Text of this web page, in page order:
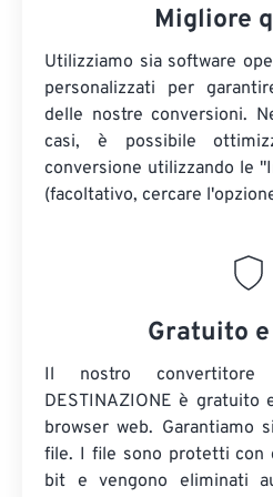
Migliore
Utilizziamo sia software
personalizzati per
delle nostre conversioni.
casi, è possibile
conversione utilizzando le
(facoltativo, cercare
Gratuito
Il nostro convertitore
DESTINAZIONE è gratuito
browser web. Garantiamo
file. I file sono protetti con
bit e vengono eliminati